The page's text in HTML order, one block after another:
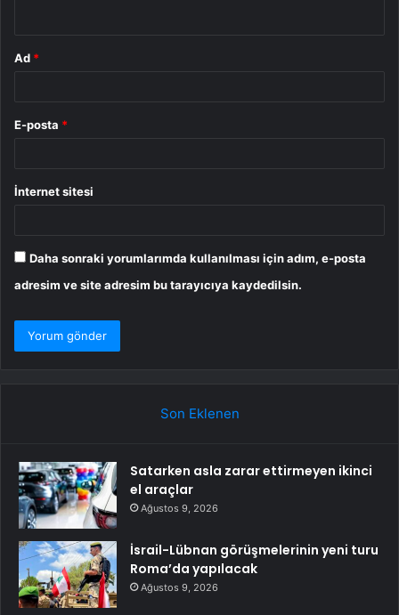
Ad *
E-posta *
İnternet sitesi
Daha sonraki yorumlarımda kullanılması için adım, e-posta
adresim ve site adresim bu tarayıcıya kaydedilsin.
Son Eklenen
Satarken asla zarar ettirmeyen ikinci
el araçlar
Ağustos 9, 2026
İsrail-Lübnan görüşmelerinin yeni turu
Roma’da yapılacak
Ağustos 9, 2026